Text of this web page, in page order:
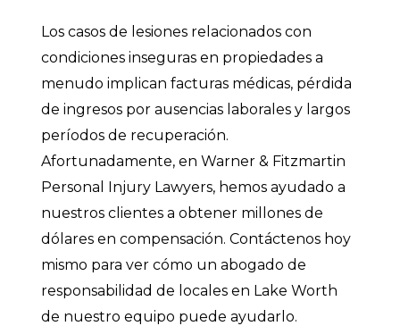
Los casos de lesiones relacionados con
condiciones inseguras en propiedades a
menudo implican facturas médicas, pérdida
de ingresos por ausencias laborales y largos
períodos de recuperación.
Afortunadamente, en Warner & Fitzmartin
Personal Injury Lawyers, hemos ayudado a
nuestros clientes a obtener millones de
dólares en compensación. Contáctenos hoy
mismo para ver cómo un abogado de
responsabilidad de locales en Lake Worth
de nuestro equipo puede ayudarlo.